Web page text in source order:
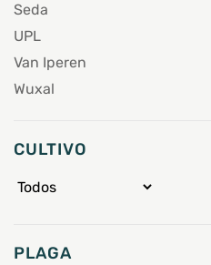
Seda
UPL
Van Iperen
Wuxal
CULTIVO
PLAGA